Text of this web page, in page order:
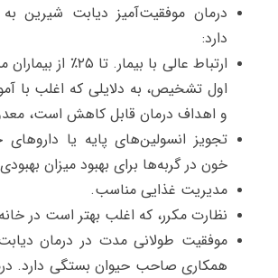
درمان موفقیت‌آمیز دیابت شیرین
دارد:
ارتباط عالی با بیمار.
اول تشخیص، به دلایلی که اغلب با
و اهداف درمان قابل کاهش است،
تجویز انسولین‌های پایه یا داروهای
خون در گربه‌ها برای بهبود میزان
مدیریت غذایی مناسب.
نظارت مکرر، که اغلب بهتر است در
موفقیت طولانی مدت در درمان
همکاری صاحب حیوان بستگی دارد.